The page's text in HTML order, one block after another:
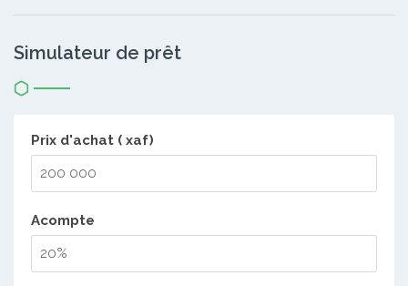
Simulateur de prêt
Prix d'achat ( xaf)
Acompte